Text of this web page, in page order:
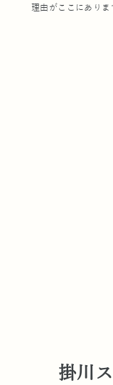
理由がここにありま
掛川